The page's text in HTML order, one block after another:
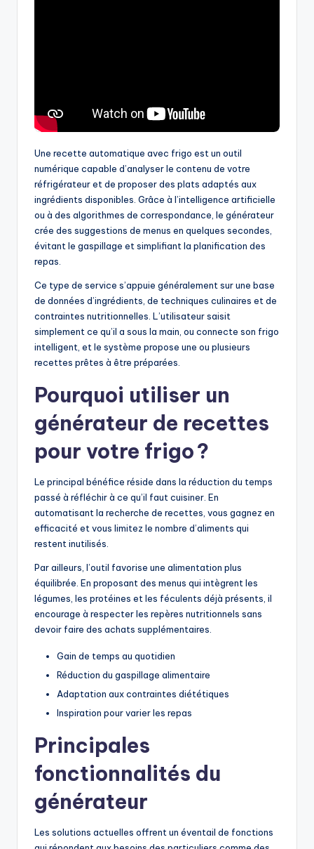
Une recette automatique avec frigo est un outil
numérique capable d’analyser le contenu de votre
réfrigérateur et de proposer des plats adaptés aux
ingrédients disponibles. Grâce à l’intelligence artificielle
ou à des algorithmes de correspondance, le générateur
crée des suggestions de menus en quelques secondes,
évitant le gaspillage et simplifiant la planification des
repas.
Ce type de service s’appuie généralement sur une base
de données d’ingrédients, de techniques culinaires et de
contraintes nutritionnelles. L’utilisateur saisit
simplement ce qu’il a sous la main, ou connecte son frigo
intelligent, et le système propose une ou plusieurs
recettes prêtes à être préparées.
Pourquoi utiliser un
générateur de recettes
pour votre frigo ?
Le principal bénéfice réside dans la réduction du temps
passé à réfléchir à ce qu’il faut cuisiner. En
automatisant la recherche de recettes, vous gagnez en
efficacité et vous limitez le nombre d’aliments qui
restent inutilisés.
Par ailleurs, l’outil favorise une alimentation plus
équilibrée. En proposant des menus qui intègrent les
légumes, les protéines et les féculents déjà présents, il
encourage à respecter les repères nutritionnels sans
devoir faire des achats supplémentaires.
Gain de temps au quotidien
Réduction du gaspillage alimentaire
Adaptation aux contraintes diététiques
Inspiration pour varier les repas
Principales
fonctionnalités du
générateur
Les solutions actuelles offrent un éventail de fonctions